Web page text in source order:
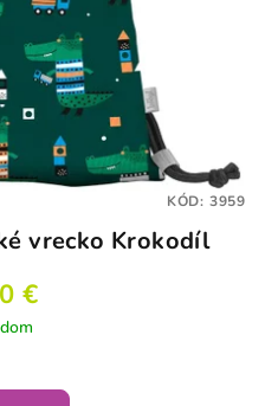
vrecko Krokodíl
€
KÓD: 3959